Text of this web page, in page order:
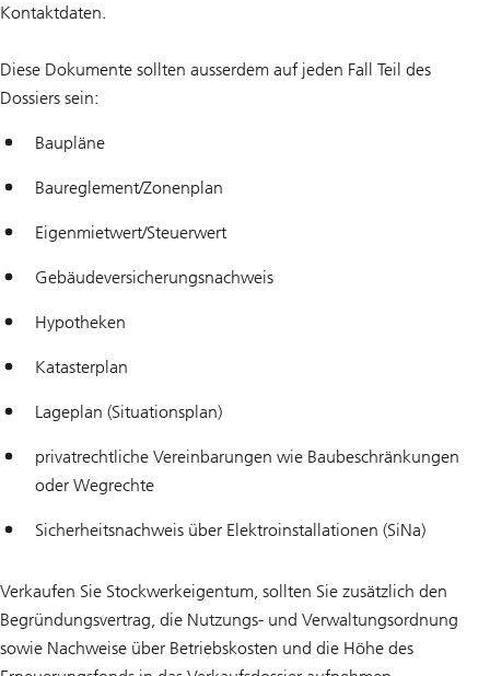
Kontaktdaten.
Diese Dokumente sollten ausserdem auf jeden Fall Teil des
Dossiers sein:
Baupläne
Baureglement/Zonenplan
Eigenmietwert/Steuerwert
Gebäudeversicherungsnachweis
Hypotheken
Katasterplan
Lageplan (Situationsplan)
privatrechtliche Vereinbarungen wie Baubeschränkungen
oder Wegrechte
Sicherheitsnachweis über Elektroinstallationen (SiNa)
Verkaufen Sie Stockwerkeigentum, sollten Sie zusätzlich den
Begründungsvertrag, die Nutzungs- und Verwaltungsordnung
sowie Nachweise über Betriebskosten und die Höhe des